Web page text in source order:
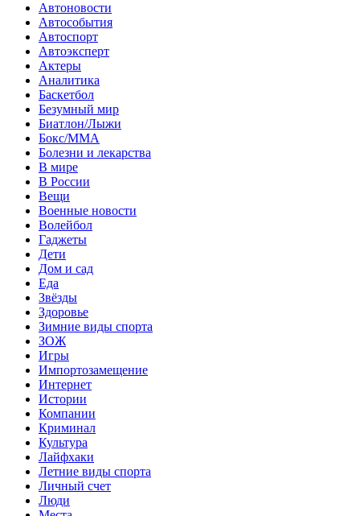
Автоновости
Автособытия
Автоспорт
Автоэксперт
Актеры
Аналитика
Баскетбол
Безумный мир
Биатлон/Лыжи
Бокс/MMA
Болезни и лекарства
В мире
В России
Вещи
Военные новости
Волейбол
Гаджеты
Дети
Дом и сад
Еда
Звёзды
Здоровье
Зимние виды спорта
ЗОЖ
Игры
Импортозамещение
Интернет
Истории
Компании
Криминал
Культура
Лайфхаки
Летние виды спорта
Личный счет
Люди